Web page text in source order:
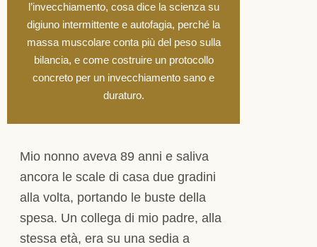
l’invecchiamento, cosa dice la scienza su
digiuno intermittente e autofagia, perché la
massa muscolare conta più del peso sulla
bilancia, e come costruire un protocollo
concreto per un invecchiamento sano e
duraturo.
Mio nonno aveva 89 anni e saliva
ancora le scale di casa due gradini
alla volta, portando le buste della
spesa. Un collega di mio padre, alla
stessa età, era su una sedia a